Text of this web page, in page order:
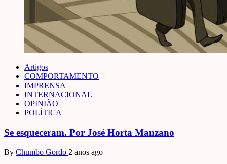
Artigos
COMPORTAMENTO
IMPRENSA
INTERNACIONAL
OPINIÃO
POLÍTICA
Se esqueceram. Por José Horta Manzano
By Chumbo Gordo 2 anos ago